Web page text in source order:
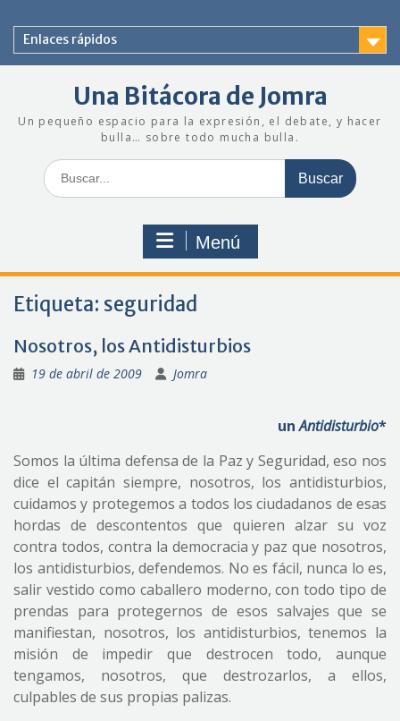
contenido
Enlaces rápidos
Una Bitácora de Jomra
Un pequeño espacio para la expresión, el debate, y hacer
bulla… sobre todo mucha bulla.
Buscar:
Menú
Etiqueta: seguridad
Nosotros, los Antidisturbios
19 de abril de 2009 Jomra
unAntidisturbio*
Somos la última defensa de la Paz y Seguridad, eso nos
dice el capitán siempre, nosotros, los antidisturbios,
cuidamos y protegemos a todos los ciudadanos de esas
hordas de descontentos que quieren alzar su voz
contra todos, contra la democracia y paz que nosotros,
los antidisturbios, defendemos. No es fácil, nunca lo es,
salir vestido como caballero moderno, con todo tipo de
prendas para protegernos de esos salvajes que se
manifiestan, nosotros, los antidisturbios, tenemos la
misión de impedir que destrocen todo, aunque
tengamos, nosotros, que destrozarlos, a ellos,
culpables de sus propias palizas.